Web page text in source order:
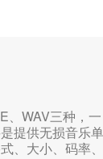
、WAV三种，一
提供无损音乐单
、大小、码率、